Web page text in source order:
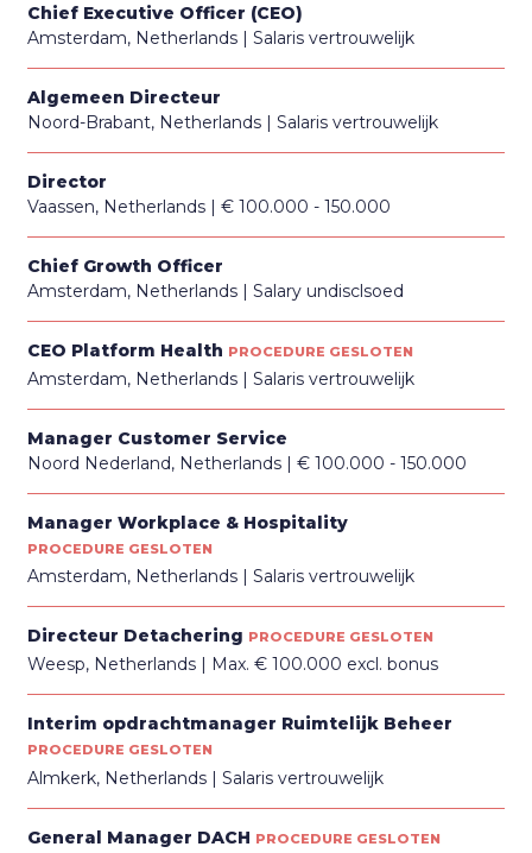
Chief Executive Officer (CEO)
Amsterdam, Netherlands
Salaris vertrouwelijk
Algemeen Directeur
Noord-Brabant, Netherlands
Salaris vertrouwelijk
Director
Vaassen, Netherlands
€ 100.000 - 150.000
Chief Growth Officer
Amsterdam, Netherlands
Salary undisclsoed
CEO Platform Health PROCEDURE GESLOTEN
Amsterdam, Netherlands Salaris vertrouwelijk
Manager Customer Service
Noord Nederland, Netherlands
€ 100.000 - 150.000
Manager Workplace & Hospitality
PROCEDURE GESLOTEN
Amsterdam, Netherlands Salaris vertrouwelijk
Directeur Detachering PROCEDURE GESLOTEN
Weesp, Netherlands Max. € 100.000 excl. bonus
Interim opdrachtmanager Ruimtelijk Beheer
PROCEDURE GESLOTEN
Almkerk, Netherlands Salaris vertrouwelijk
General Manager DACH PROCEDURE GESLOTEN